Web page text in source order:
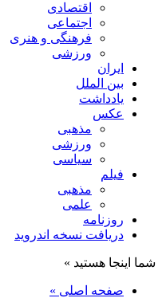
اقتصادی
اجتماعی
فرهنگی و هنری
ورزشی
ایران
بین الملل
یادداشت
عکس
مذهبی
ورزشی
سیاسی
فیلم
مذهبی
علمی
روزنامه
دریافت نسخه اندروید
شما اینجا هستید »
صفحه اصلی »